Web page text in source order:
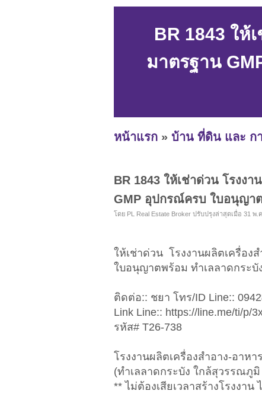
BR 1843 ให้
มาตรฐาน
หน้าแรก » บ้าน ที่ดิน และ ก
BR 1843 ให้เช่าด่วน โรงง
GMP อุปกรณ์ครบ ใบอนุญา
โดย PL Real Estate Broker ปรับปรุงล่าสุดเมื่อ 31 พ.ค
ให้เช่าด่วน โรงงานผลิตเครื่อ
ใบอนุญาตพร้อม ทำเลลาดกระ
ติดต่อ:: ชยา โทร/ID Line::
Link Line:: https://line.me/ti/p/
รหัส# T26-738
โรงงานผลิตเครื่องสำอาง-อาห
(ทำเลลาดกระบัง ใกล้สุวรรณ
** ไม่ต้องเสียเวลาสร้างโรงงาน